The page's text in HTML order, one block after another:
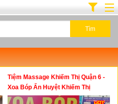
Tiệm Massage Khiếm Thị Quận 6 -
Xoa Bóp Ấn Huyệt Khiếm Thị
Phương Đông